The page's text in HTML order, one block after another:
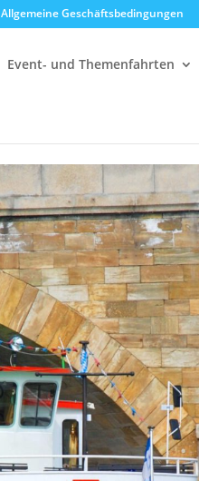
Allgemeine Geschäftsbedingungen
Event- und Themenfahrten